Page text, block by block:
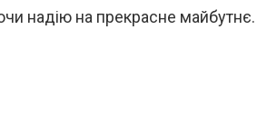
надію на прекрасне майбутнє.